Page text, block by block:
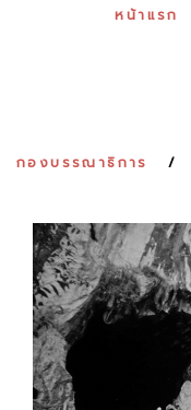
หน้าแรก
กองบรรณาธิการ